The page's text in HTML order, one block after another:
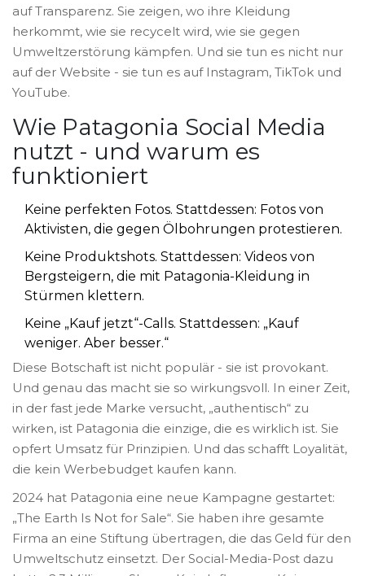
auf Transparenz. Sie zeigen, wo ihre Kleidung
herkommt, wie sie recycelt wird, wie sie gegen
Umweltzerstörung kämpfen. Und sie tun es nicht nur
auf der Website - sie tun es auf Instagram, TikTok und
YouTube.
Wie Patagonia Social Media
nutzt - und warum es
funktioniert
Keine perfekten Fotos. Stattdessen: Fotos von
Aktivisten, die gegen Ölbohrungen protestieren.
Keine Produktshots. Stattdessen: Videos von
Bergsteigern, die mit Patagonia-Kleidung in
Stürmen klettern.
Keine „Kauf jetzt“-Calls. Stattdessen: „Kauf
weniger. Aber besser.“
Diese Botschaft ist nicht populär - sie ist provokant.
Und genau das macht sie so wirkungsvoll. In einer Zeit,
in der fast jede Marke versucht, „authentisch“ zu
wirken, ist Patagonia die einzige, die es wirklich ist. Sie
opfert Umsatz für Prinzipien. Und das schafft Loyalität,
die kein Werbebudget kaufen kann.
2024 hat Patagonia eine neue Kampagne gestartet:
„The Earth Is Not for Sale“. Sie haben ihre gesamte
Firma an eine Stiftung übertragen, die das Geld für den
Umweltschutz einsetzt. Der Social-Media-Post dazu